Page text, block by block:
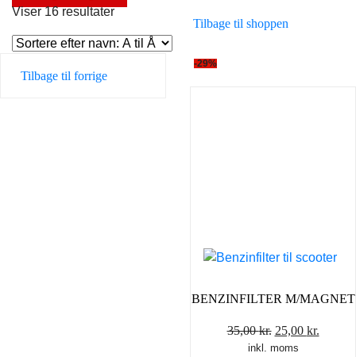
Tilbage til shoppen
Viser 16 resultater
Tilbage til forrige
-29%
BENZINFILTER M/MAGNET
35,00kr. Den
oprindelige
25,00 kr.Den
inkl. moms